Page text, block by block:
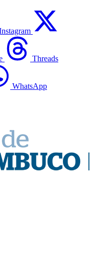
Threads
WhatsApp